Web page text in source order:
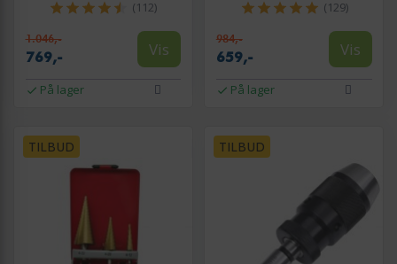
(112)
1.046,-
769,- Vis
På lager
(129)
984,-
659,- Vis
På lager
TILBUD TILBUD